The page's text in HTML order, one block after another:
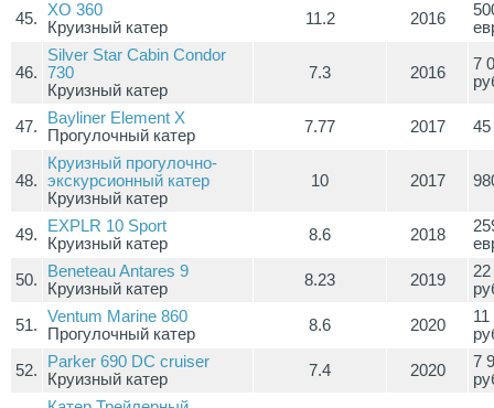
45.
XO 360
Круизный катер
11.2 2016
46.
Silver Star Cabin Condor
730
Круизный катер
7.3 2016
7
47.
Bayliner Element X
Прогулочный катер
7.77 2017
48.
Круизный прогулочно-
экскурсионный катер
Круизный катер
10 2017
49.
EXPLR 10 Sport
Круизный катер
8.6 2018
50.
Beneteau Antares 9
Круизный катер
8.23 2019
51.
Ventum Marine 860
Прогулочный катер
8.6 2020
52.
Parker 690 DC cruiser
Круизный катер
7.4 2020
7